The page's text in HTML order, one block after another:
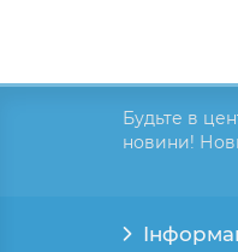
Будьте в
новини!